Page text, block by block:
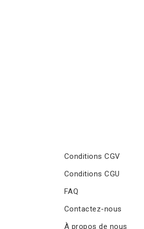
Conditions CGV
Conditions CGU
FAQ
Contactez-nous
À propos de nous